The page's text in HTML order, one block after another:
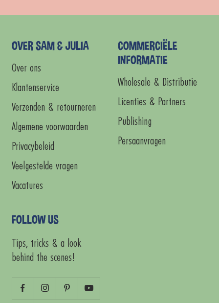
naarnaarnaarnaar
4
OVER SAM & JULIA
Over ons
Klantenservice
Verzenden & retourneren
Algemene voorwaarden
Privacybeleid
Veelgestelde vragen
Vacatures
COMMERCIËLE
INFORMATIE
Wholesale & Distributie
Licenties & Partners
Publishing
Persaanvragen
FOLLOW US
Tips, tricks & a look
behind the scenes!